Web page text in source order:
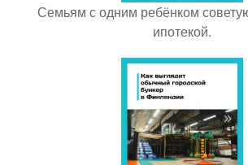
Семьям с одним ребёнком
ипотекой.